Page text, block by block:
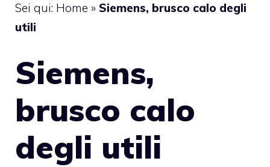
Sei qui: Home » Siemens, brusco calo degli
utili
Siemens,
brusco calo
degli utili